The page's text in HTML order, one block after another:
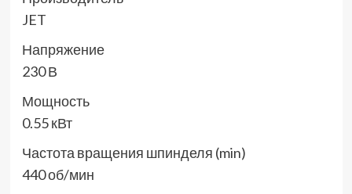
JET
Напряжение
230 В
Мощность
0.55 кВт
Частота вращения шпинделя (min)
440 об/мин